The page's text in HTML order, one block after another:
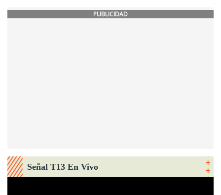
PUBLICIDAD
Señal T13 En Vivo